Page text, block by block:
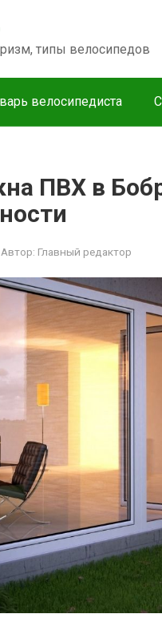
типы велосипедов
велосипедиста
ПВХ в
Автор: Главный редактор